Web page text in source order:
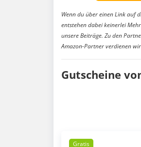
Wenn du über einen Link auf
entstehen dabei keinerlei
unsere Beiträge. Zu den
Amazon-Partner verdienen
Gutscheine
Gratis